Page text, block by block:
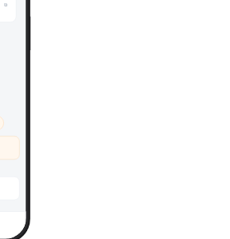
⧉